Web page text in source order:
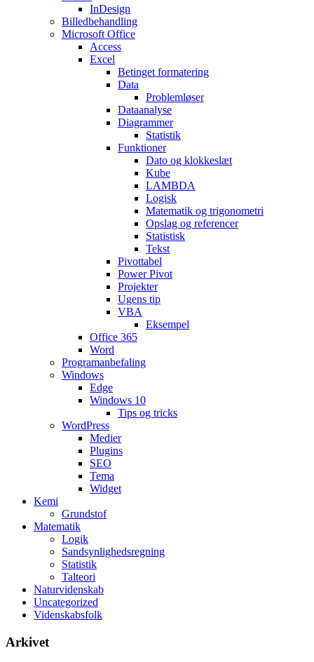
InDesign
Billedbehandling
Microsoft Office
Access
Excel
Betinget formatering
Data
Problemløser
Dataanalyse
Diagrammer
Statistik
Funktioner
Dato og klokkeslæt
Kube
LAMBDA
Logisk
Matematik og trigonometri
Opslag og referencer
Statistisk
Tekst
Pivottabel
Power Pivot
Projekter
Ugens tip
VBA
Eksempel
Office 365
Word
Programanbefaling
Windows
Edge
Windows 10
Tips og tricks
WordPress
Medier
Plugins
SEO
Tema
Widget
Kemi
Grundstof
Matematik
Logik
Sandsynlighedsregning
Statistik
Talteori
Naturvidenskab
Uncategorized
Videnskabsfolk
Arkivet